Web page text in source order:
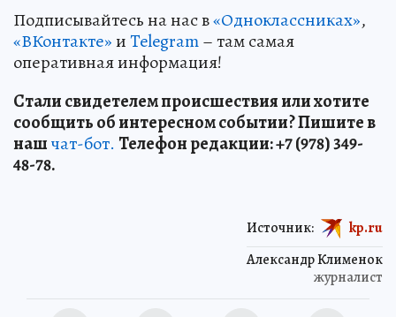
Подписывайтесь на нас в«Одноклассниках»,
«ВКонтакте»иTelegram– там самая
оперативная информация!
Стали свидетелем происшествия или хотите
сообщить об интересном событии? Пишите в
нашчат-бот. Телефон редакции: +7 (978) 349-
48-78.
Александр Клименок
журналист
Источник: kp.ru